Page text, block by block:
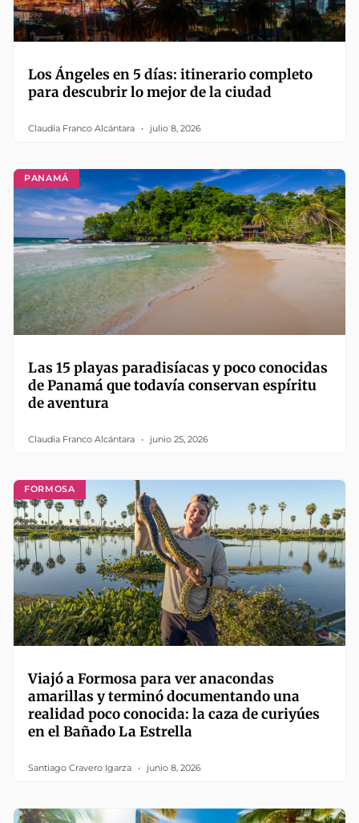
Los Ángeles en 5 días: itinerario completo
para descubrir lo mejor de la ciudad
Claudia Franco Alcántara julio 8, 2026
PANAMÁ
Las 15 playas paradisíacas y poco conocidas
de Panamá que todavía conservan espíritu
de aventura
Claudia Franco Alcántara junio 25, 2026
FORMOSA
Viajó a Formosa para ver anacondas
amarillas y terminó documentando una
realidad poco conocida: la caza de curiyúes
en el Bañado La Estrella
Santiago Cravero Igarza junio 8, 2026